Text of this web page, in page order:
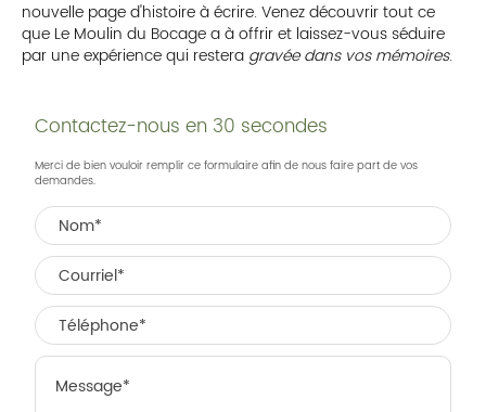
nouvelle page d'histoire à écrire. Venez découvrir tout ce
que Le Moulin du Bocage a à offrir et laissez-vous séduire
par une expérience qui resteragravée dans vos mémoires.
Contactez-nous en 30 secondes
Merci de bien vouloir remplir ce formulaire afin de nous faire part de vos
demandes.